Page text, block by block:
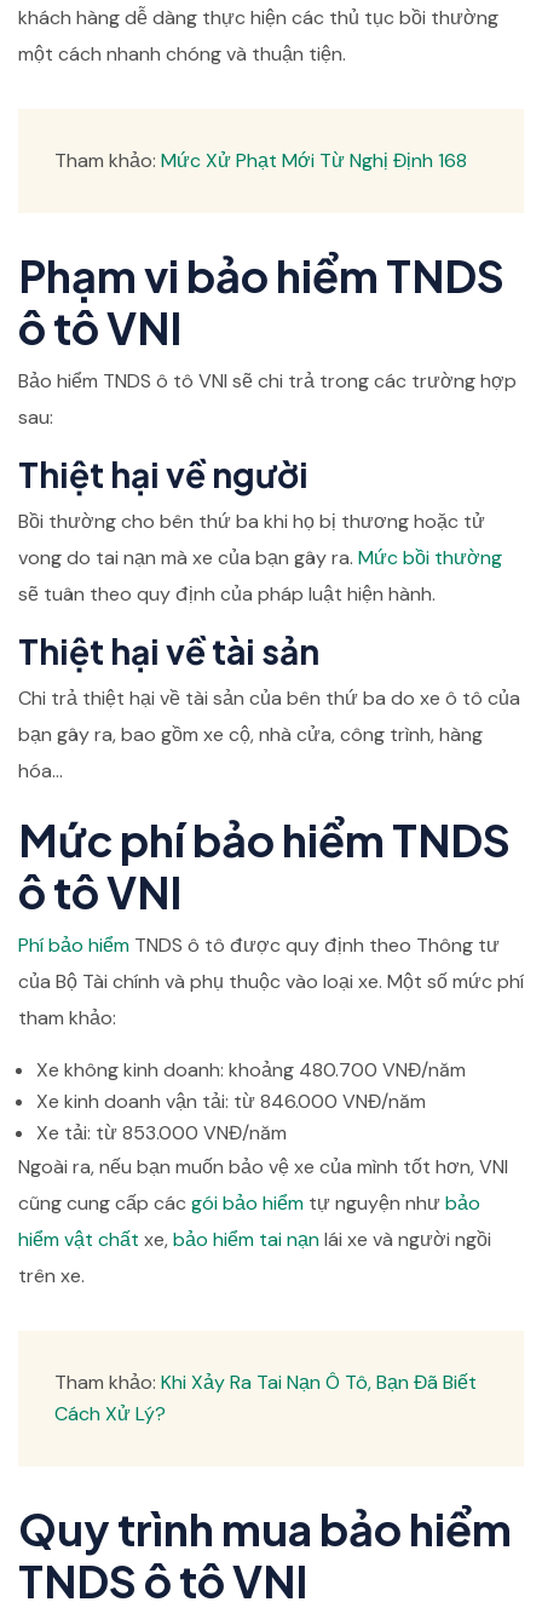
khách hàng dễ dàng thực hiện các thủ tục bồi thường
một cách nhanh chóng và thuận tiện.
Tham khảo: Mức Xử Phạt Mới Từ Nghị Định 168
Phạm vi bảo hiểm TNDS
ô tô VNI
Bảo hiểm TNDS ô tô VNI sẽ chi trả trong các trường hợp
sau:
Thiệt hại về người
Bồi thường cho bên thứ ba khi họ bị thương hoặc tử
vong do tai nạn mà xe của bạn gây ra. Mức bồi thường
sẽ tuân theo quy định của pháp luật hiện hành.
Thiệt hại về tài sản
Chi trả thiệt hại về tài sản của bên thứ ba do xe ô tô của
bạn gây ra, bao gồm xe cộ, nhà cửa, công trình, hàng
hóa…
Mức phí bảo hiểm TNDS
ô tô VNI
Phí bảo hiểm TNDS ô tô được quy định theo Thông tư
của Bộ Tài chính và phụ thuộc vào loại xe. Một số mức phí
tham khảo:
Xe không kinh doanh: khoảng 480.700 VNĐ/năm
Xe kinh doanh vận tải: từ 846.000 VNĐ/năm
Xe tải: từ 853.000 VNĐ/năm
Ngoài ra, nếu bạn muốn bảo vệ xe của mình tốt hơn, VNI
cũng cung cấp các gói bảo hiểm tự nguyện nhưbảo
hiểm vật chất xe,bảo hiểm tai nạnlái xe và người ngồi
trên xe.
Tham khảo: Khi Xảy Ra Tai Nạn Ô Tô, Bạn Đã Biết
Cách Xử Lý?
Quy trình mua bảo hiểm
TNDS ô tô VNI